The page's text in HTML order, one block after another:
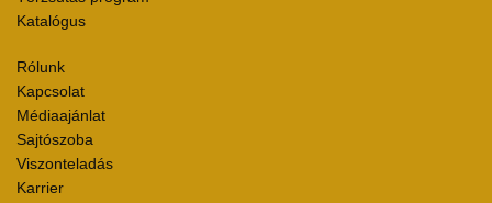
Katalógus
Rólunk
Kapcsolat
Médiaajánlat
Sajtószoba
Viszonteladás
Karrier